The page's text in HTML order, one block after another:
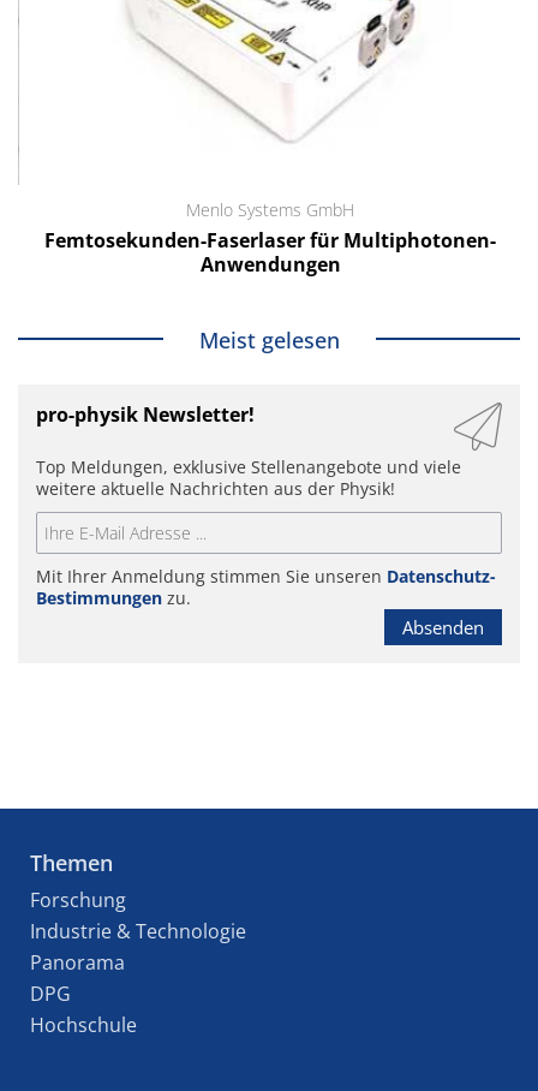
Menlo Systems GmbH
Femtosekunden-Faserlaser für Multiphotonen-
Anwendungen
Meist gelesen
pro-physik Newsletter!
Top Meldungen, exklusive Stellenangebote und viele
weitere aktuelle Nachrichten aus der Physik!
Mit Ihrer Anmeldung stimmen Sie unseren Datenschutz-
Bestimmungen zu.
Absenden
Themen
Forschung
Industrie & Technologie
Panorama
DPG
Hochschule